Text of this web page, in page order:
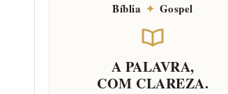
Bíblia ✦ Gospel
A PALAVRA,
COM CLAREZA.